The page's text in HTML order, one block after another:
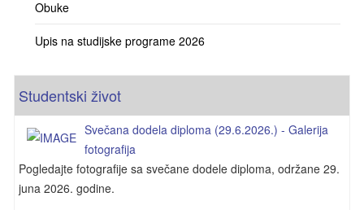
Obuke
Upis na studijske programe 2026
Studentski život
Svečana dodela diploma (29.6.2026.) - Galerija
fotografija
Pogledajte fotografije sa svečane dodele diploma, održane 29.
juna 2026. godine.